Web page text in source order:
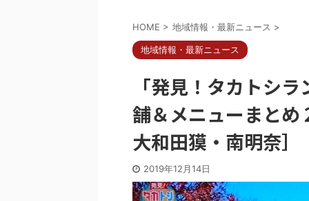
HOME > 地域情報・最新ニュース >
地域情報・最新ニュース
「発見！タカトシ
舗＆メニューまと
大和田獏・南明奈］
2019年12月14日